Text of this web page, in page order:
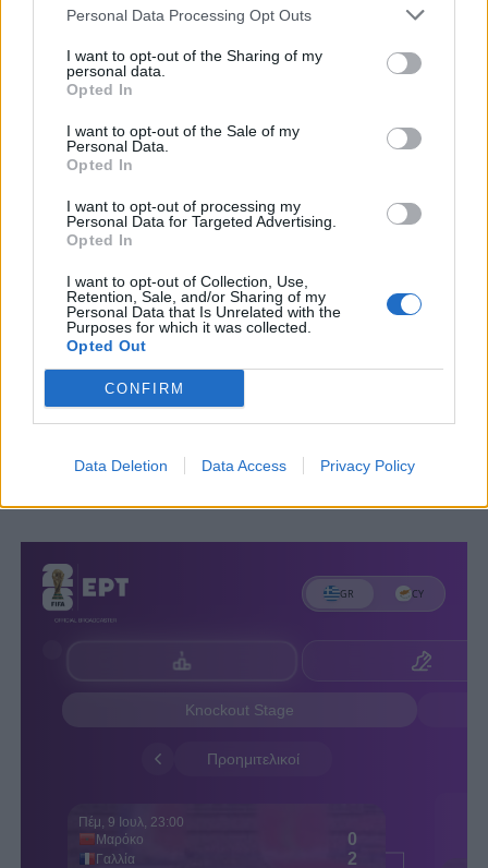
Personal Data Processing Opt Outs
I want to opt-out of the Sharing of my
personal data.
Opted In
I want to opt-out of the Sale of my
Personal Data.
Opted In
I want to opt-out of processing my
Personal Data for Targeted Advertising.
Opted In
I want to opt-out of Collection, Use,
Retention, Sale, and/or Sharing of my
Personal Data that Is Unrelated with the
Purposes for which it was collected.
Opted Out
CONFIRM
Data Deletion Data Access Privacy Policy